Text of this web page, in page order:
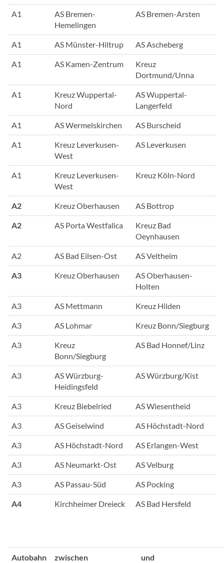
A1
AS Bremen-
Hemelingen
AS Bremen-Arsten
A1 AS Münster-Hiltrup AS Ascheberg
A1 AS Kamen-Zentrum
Kreuz
Dortmund/Unna
A1
Kreuz Wuppertal-
Nord
AS Wuppertal-
Langerfeld
A1 AS Wermelskirchen AS Burscheid
A1
Kreuz Leverkusen-
West
AS Leverkusen
A1
Kreuz Leverkusen-
West
Kreuz Köln-Nord
A2 Kreuz Oberhausen AS Bottrop
A2 AS Porta Westfalica
Kreuz Bad
Oeynhausen
A2 AS Bad Eilsen-Ost AS Veltheim
A3 Kreuz Oberhausen
AS Oberhausen-
Holten
A3 AS Mettmann Kreuz Hilden
A3 AS Lohmar Kreuz Bonn/Siegburg
A3
Kreuz
Bonn/Siegburg
AS Bad Honnef/Linz
A3
AS Würzburg-
Heidingsfeld
AS Würzburg/Kist
A3 Kreuz Biebelried AS Wiesentheid
A3 AS Geiselwind AS Höchstadt-Nord
A3 AS Höchstadt-Nord AS Erlangen-West
A3 AS Neumarkt-Ost AS Velburg
A3 AS Passau-Süd AS Pocking
A4 Kirchheimer Dreieck AS Bad Hersfeld
Autobahn zwischen und